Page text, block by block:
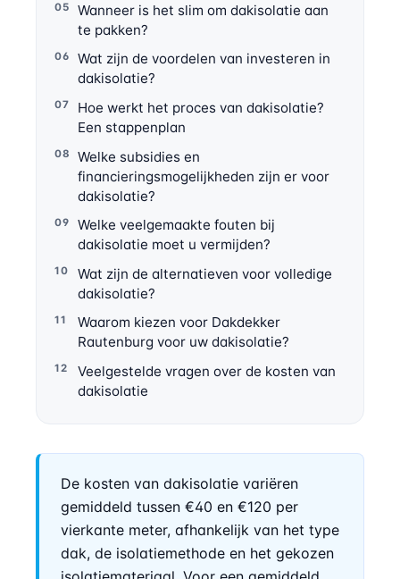
Wanneer is het slim om dakisolatie aan
te pakken?
Wat zijn de voordelen van investeren in
dakisolatie?
Hoe werkt het proces van dakisolatie?
Een stappenplan
Welke subsidies en
financieringsmogelijkheden zijn er voor
dakisolatie?
Welke veelgemaakte fouten bij
dakisolatie moet u vermijden?
Wat zijn de alternatieven voor volledige
dakisolatie?
Waarom kiezen voor Dakdekker
Rautenburg voor uw dakisolatie?
Veelgestelde vragen over de kosten van
dakisolatie
De kosten van dakisolatie variëren
gemiddeld tussen €40 en €120 per
vierkante meter, afhankelijk van het type
dak, de isolatiemethode en het gekozen